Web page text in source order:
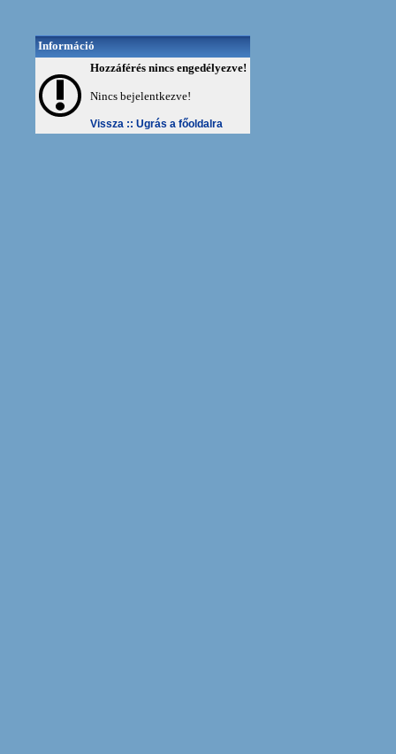
Információ
Hozzáférés nincs engedélyezve!
Nincs bejelentkezve!
Vissza :: Ugrás a főoldalra